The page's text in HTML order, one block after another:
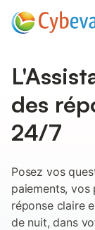
des
24/7
Posez vos
paiements,
réponse claire
de nuit, dans